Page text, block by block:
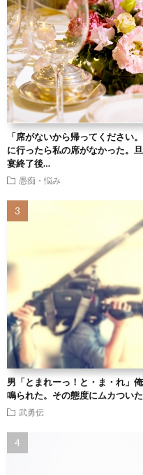
「席がないから帰ってください
に行ったら私の席がなかった。
宴終了後…
愚痴・悩み
男「とまれーっ！と・ま・れ」
鳴られた。その態度にムカつい
武勇伝